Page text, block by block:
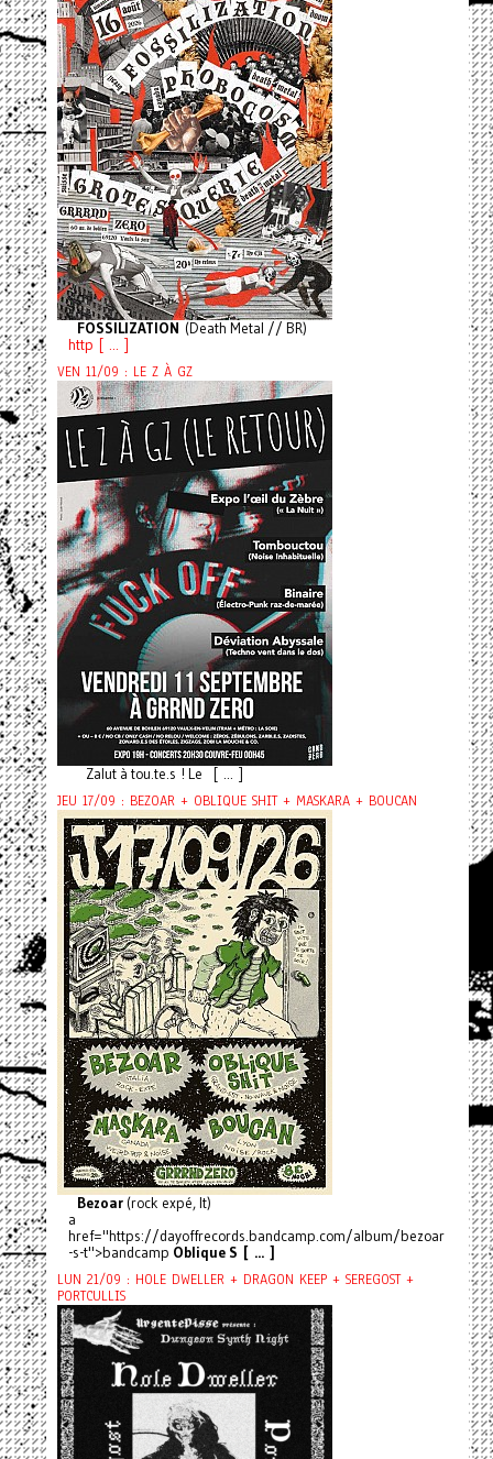
FOSSILIZATION (Death Metal // BR)
http [ ... ]
VEN 11/09 : LE Z À GZ
Zalut à tou.te.s ! Le [ ... ]
JEU 17/09 : BEZOAR + OBLIQUE SHIT + MASKARA + BOUCAN
Bezoar(rock expé, It)
a
href="https://dayoffrecords.bandcamp.com/album/bezoar
-s-t">bandcamp Oblique S [ ... ]
LUN 21/09 : HOLE DWELLER + DRAGON KEEP + SEREGOST +
PORTCULLIS